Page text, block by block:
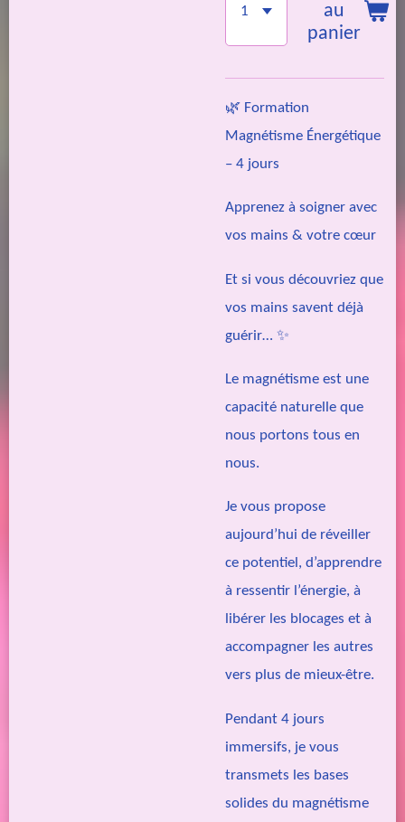
au
panier
🌿 Formation
Magnétisme Énergétique
– 4 jours
Apprenez à soigner avec
vos mains & votre cœur
Et si vous découvriez que
vos mains savent déjà
guérir… ✨
Le magnétisme est une
capacité naturelle que
nous portons tous en
nous.
Je vous propose
aujourd’hui de réveiller
ce potentiel, d’apprendre
à ressentir l’énergie, à
libérer les blocages et à
accompagner les autres
vers plus de mieux-être.
Pendant 4 jours
immersifs, je vous
transmets les bases
solides du magnétisme